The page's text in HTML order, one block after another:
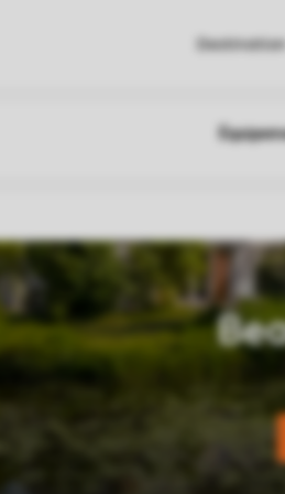
Destination